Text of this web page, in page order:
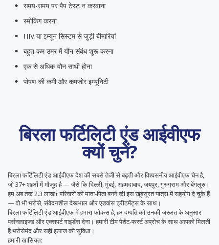
समय-समय पर पैप टेस्ट न करवाना
स्मोकिंग करना
HIV या इम्यून सिस्टम से जुड़ी बीमारियां
बहुत कम उम्र में यौन संबंध शुरू करना
एक से अधिक यौन साथी होना
पोषण की कमी और कमजोर इम्यूनिटी
बिरला फर्टिलिटी एंड आईवीएफ
क्यों चुनें?
बिरला फर्टिलिटी एंड आईवीएफ देश की सबसे तेजी से बढ़ती और विश्वसनीय आईवीएफ चेन है,
जो 37+ शहरों में मौजूद है — जैसे कि दिल्ली, मुंबई, अहमदाबाद, जयपुर, गुरुग्राम और बेंगलुरु।
हम अब तक 2.3 लाख+ परिवारों को माता-पिता बनने की इस खूबसूरत यात्रा में सहयोग दे चुके हैं
— वो भी भरोसे, संवेदनशील देखभाल और एडवांस ट्रीटमेंट्स के साथ।
बिरला फर्टिलिटी एंड आईवीएफ में हमारा फोकस है, हर दम्पति को उनकी जरूरत के अनुसार
पर्सनलाइज्ड और एक्सपर्ट गाइडेंस देना। हमारी टीम पेशेंट-फर्स्ट अप्रोच के साथ आपको मिलती
है भरोसेमंद और सही इलाज की सुविधा।
हमारी खासियत: